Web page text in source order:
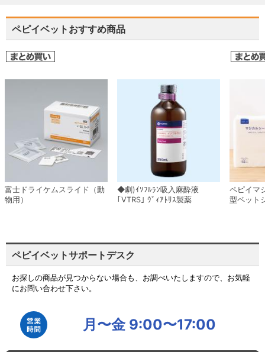
ペピイベットおすすめ商品
富士ドライケムスライド（動
物用）
◆劇)ｲｿﾌﾙﾗﾝ吸入麻酔液
｢VTRS｣ ｳﾞｨｱﾄﾘｽ製薬
ペピイマ
型ペット
ペピイベットサポートデスク
お探しの商品が見つからない場合も、お調べいたしますので、お気軽
にお問い合わせ下さい。
月〜金 9:00〜17:00